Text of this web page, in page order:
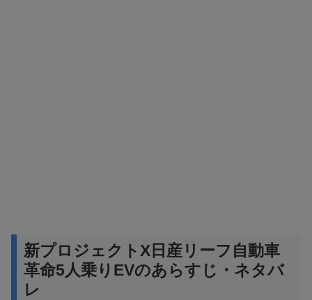
新プロジェクトX日産リーフ自動車
革命5人乗りEVのあらすじ・ネタバ
レ